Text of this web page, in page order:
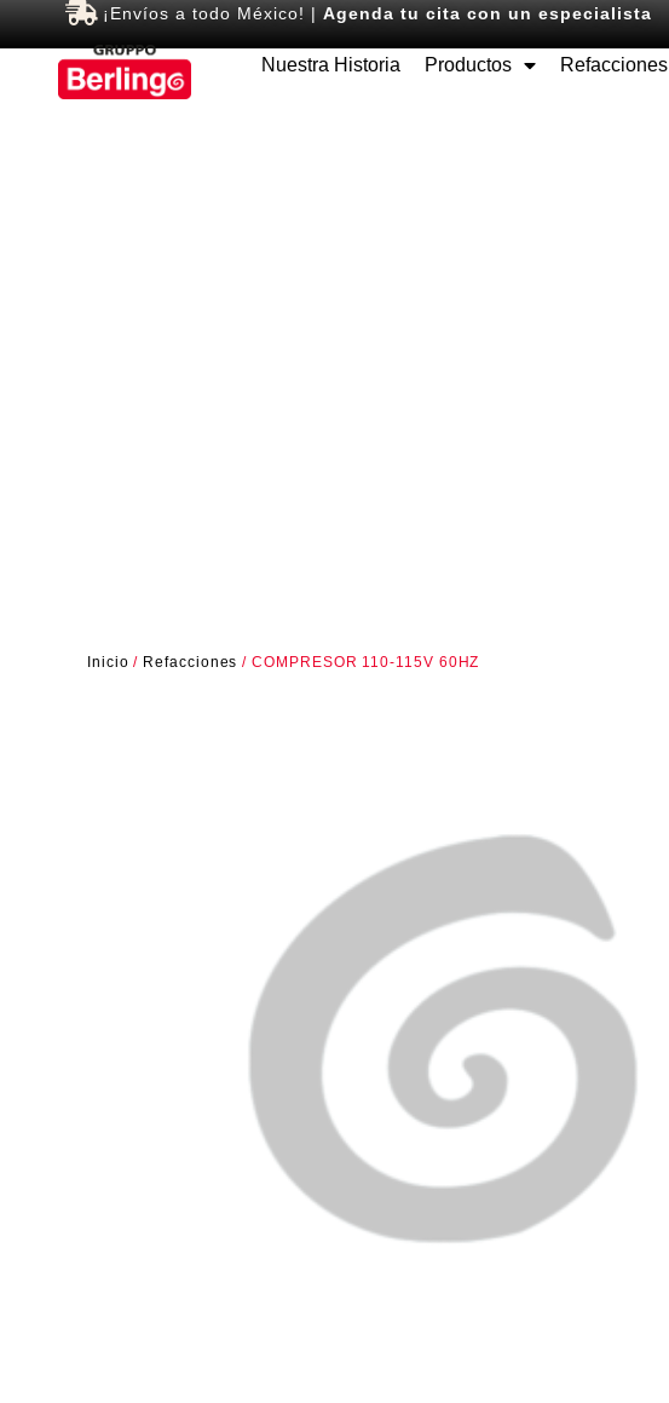
¡Envíos a todo México! | Agenda tu cita con un especialista
Nuestra Historia Productos Refacciones
Inicio / Refacciones / COMPRESOR 110-115V 60HZ